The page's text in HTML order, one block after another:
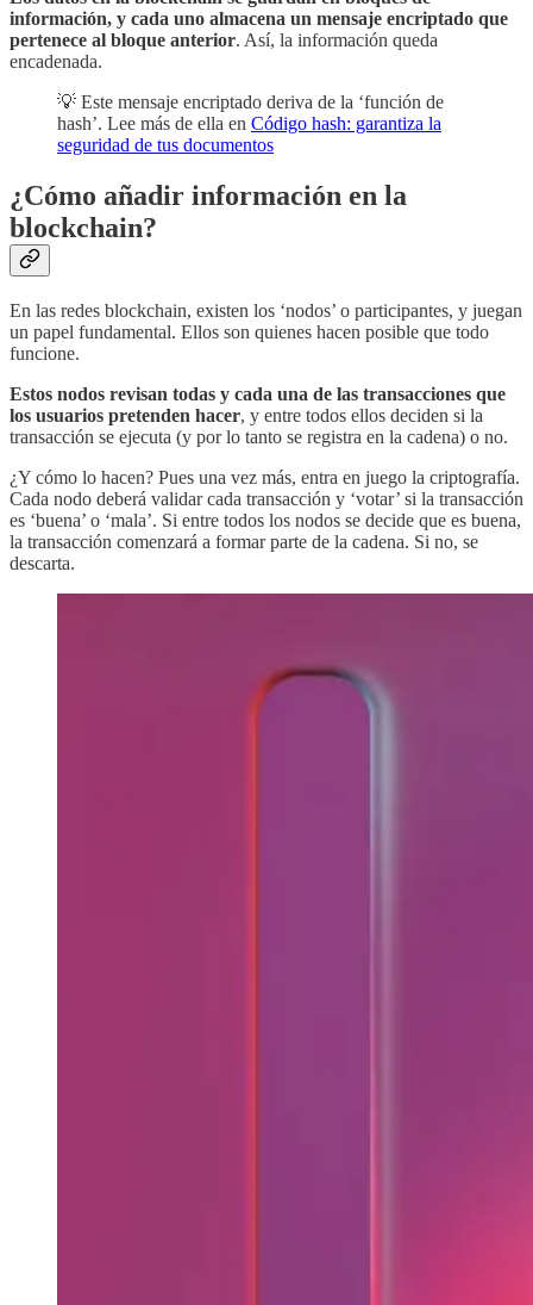
información, y cada uno almacena un mensaje encriptado que
pertenece al bloque anterior. Así, la información queda
encadenada.
💡 Este mensaje encriptado deriva de la ‘función de
hash’. Lee más de ella en Código hash: garantiza la
seguridad de tus documentos
¿Cómo añadir información en la
blockchain?
En las redes blockchain, existen los ‘nodos’ o participantes, y juegan
un papel fundamental. Ellos son quienes hacen posible que todo
funcione.
Estos nodos revisan todas y cada una de las transacciones que
los usuarios pretenden hacer, y entre todos ellos deciden si la
transacción se ejecuta (y por lo tanto se registra en la cadena) o no.
¿Y cómo lo hacen? Pues una vez más, entra en juego la criptografía.
Cada nodo deberá validar cada transacción y ‘votar’ si la transacción
es ‘buena’ o ‘mala’. Si entre todos los nodos se decide que es buena,
la transacción comenzará a formar parte de la cadena. Si no, se
descarta.